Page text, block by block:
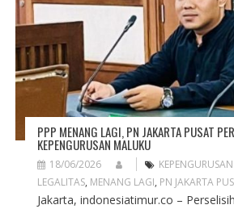
PPP MENANG LAGI, PN JAKARTA PUSAT
KEPENGURUSAN MALUKU
18/06/2026
LEGALITAS, MENANG LAGI, PN JAKARTA
Jakarta, indonesiatimur.co –